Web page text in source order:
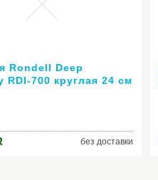
Rondell Deep
RDI-700 круглая 24 см
без доставки